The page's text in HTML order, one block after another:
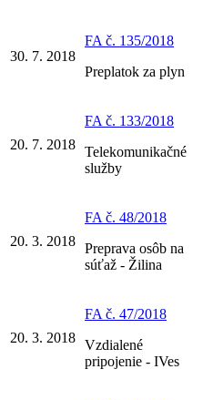
30. 7. 2018
FA č. 135/2018
Preplatok za plyn
20. 7. 2018
FA č. 133/2018
Telekomunikačné
služby
20. 3. 2018
FA č. 48/2018
Preprava osôb na
súťaž - Žilina
20. 3. 2018
FA č. 47/2018
Vzdialené
pripojenie - IVes